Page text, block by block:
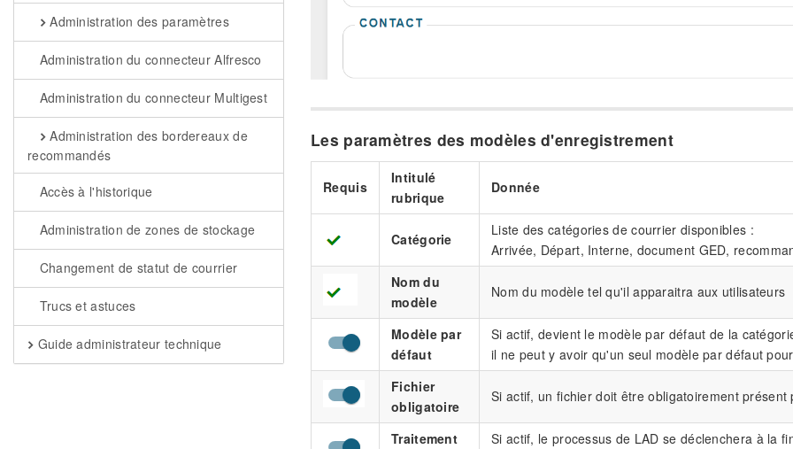
Administration des paramètres
Administration du connecteur Alfresco
Administration du connecteur Multigest
Administration des bordereaux de
recommandés
Accès à l'historique
Administration de zones de stockage
Changement de statut de courrier
Trucs et astuces
Guide administrateur technique
Les paramètres des modèles d'enregistrement
Requis
Intitulé
rubrique
Donnée
Catégorie
Liste des catégories de courrier disponibles :
Arrivée, Départ, Interne, document GED,
Nom du
modèle
Nom du modèle tel qu'il apparaitra aux utilisateurs
Modèle par
défaut
Si actif, devient le modèle par défaut de la
il ne peut y avoir qu'un seul modèle par défaut
Fichier
obligatoire
Si actif, un fichier doit être obligatoirement
Traitement
Si actif, le processus de LAD se déclenchera à la